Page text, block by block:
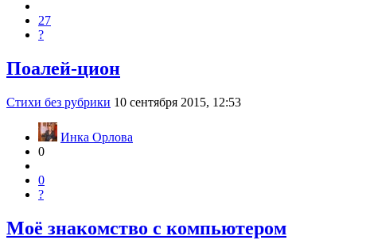
27
?
Поалей-цион
Стихи без рубрики 10 сентября 2015, 12:53
Инка Орлова
0
0
?
Моё знакомство с компьютером